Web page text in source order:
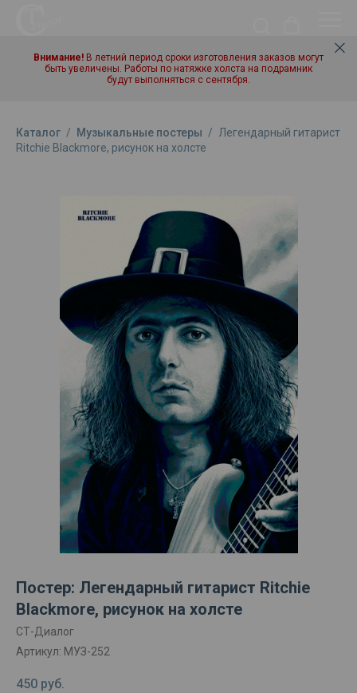
Внимание! В летний период сроки изготовления заказов могут
быть увеличены. Работы по натяжке холста на подрамник
будут выполняться с сентября.
Каталог / Музыкальные постеры / Легендарный гитарист
Ritchie Blackmore, рисунок на холсте
Постер: Легендарный гитарист Ritchie
Blackmore, рисунок на холсте
СТ-Диалог
Артикул: МУЗ-252
450 руб.